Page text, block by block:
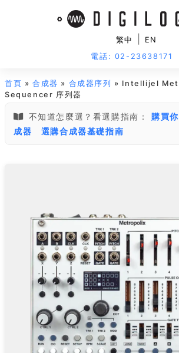
繁中
EN
電話: 02-23638171
首頁 »合成器 » 合成器序列
» Intellijel
Sequencer 序列器
不知道怎麼選？看選購指南：
購買
成器
選購合成器基礎指南